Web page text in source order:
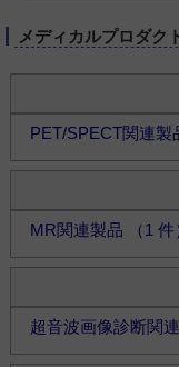
メディカルプロダク
PET/SPECT関連製
MR関連製品 （1 件
超音波画像診断関